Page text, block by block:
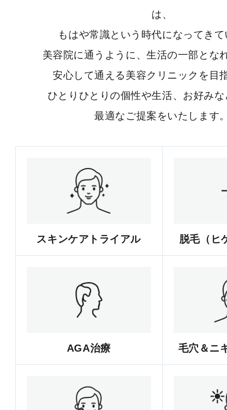
は、
もはや常識という時代になってき
美容院に通うように、生活の一部とな
安心して通える美容クリニックを目
ひとりひとりの個性や生活、お好み
最適なご提案をいたします
スキンケアトライアル 脱毛（ヒ
AGA治療 毛穴＆ニ